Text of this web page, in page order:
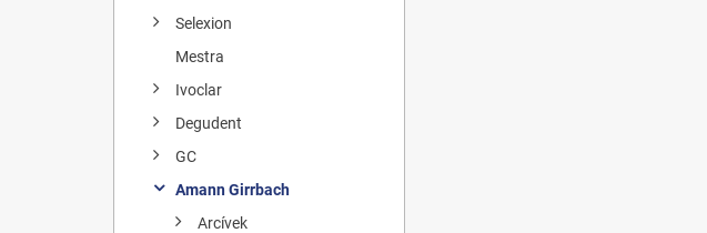
Selexion
Mestra
Ivoclar
Degudent
GC
Amann Girrbach
Arcívek